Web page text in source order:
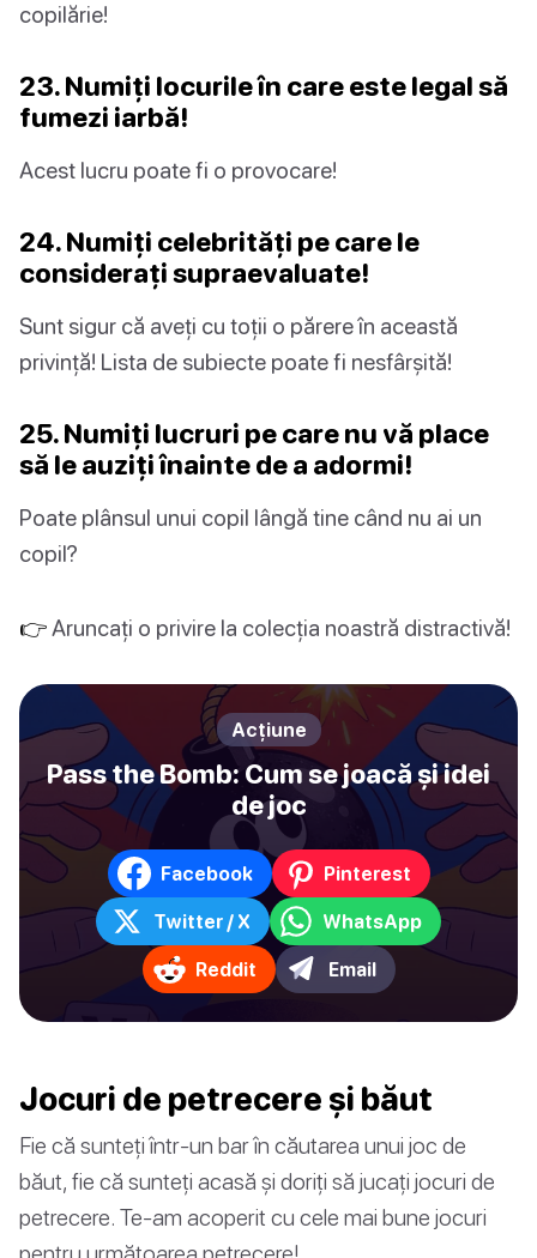
copilărie!
23. Numiți locurile în care este legal să
fumezi iarbă!
Acest lucru poate fi o provocare!
24. Numiți celebrități pe care le
considerați supraevaluate!
Sunt sigur că aveți cu toții o părere în această
privință! Lista de subiecte poate fi nesfârșită!
25. Numiți lucruri pe care nu vă place
să le auziți înainte de a adormi!
Poate plânsul unui copil lângă tine când nu ai un
copil?
👉Aruncați o privire la colecția noastră distractivă!
Acțiune
Pass the Bomb: Cum se joacă și idei
de joc
Facebook Pinterest
Twitter / X WhatsApp
Reddit Email
Jocuri de petrecere și băut
Fie că sunteți într-un bar în căutarea unui joc de
băut, fie că sunteți acasă și doriți să jucați jocuri de
petrecere. Te-am acoperit cu cele mai bune jocuri